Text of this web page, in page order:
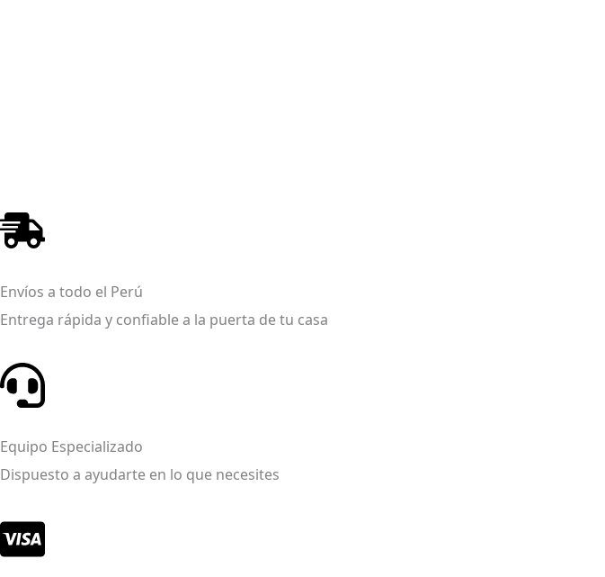
Envíos a todo el Perú
Entrega rápida y confiable a la puerta de tu casa
Equipo Especializado
Dispuesto a ayudarte en lo que necesites